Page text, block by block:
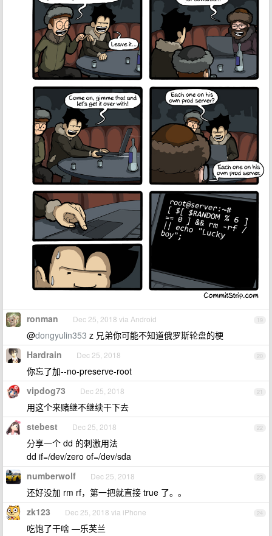
19
ronman Dec 25, 2018 via Android
@dongyulin353 z 兄弟你可能不知道俄罗斯轮盘的梗
20
Hardrain Dec 25, 2018
你忘了加--no-preserve-root
21
vipdog73 Dec 25, 2018
用这个来赌继不继续干下去
22
stebest Dec 25, 2018
分享一个 dd 的刺激用法
dd if=/dev/zero of=/dev/sda
23
numberwolf Dec 25, 2018
还好没加 rm rf，第一把就直接 true 了。。
24
zk123 Dec 25, 2018 via iPhone
吃饱了干啥 —乐芙兰